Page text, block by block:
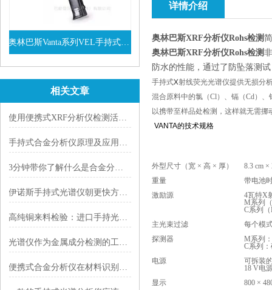
奥林巴斯Vanta系列VEL手持式XRF光谱仪
查看详情
相关文章
使用便携式XRF分析仪检测活性炭中的金元
手持式合金分析仪原理及应用范围
3分钟带你了解什么是合金分析仪
伊诺斯手持式光谱仪朝更快方向不断发展
高纯铜来料检验：进口手持光谱仪对铜含量及杂质元素的半定量评估
光谱仪作为金属成分检测的工具未来在哪些领域尤为有优势
便携式合金分析仪在材料识别中的应用
详情介绍
奥林巴斯XRF分析仪Rohs检测
奥林巴斯XRF分析仪Rohs检测
防水的性能，通过了防坠落测
手持式X射线荧光光谱仪提供无损分
混合原料中的氯（Cl）、镉（Cd）、
以携带至样品处检测，这样就无需挪
VANTA的技术规格
外型尺寸（宽 × 高 × 厚）
8.3 cm ×
重量
带电池
激励源
4瓦特X
M系列
C系列
主光束过滤
每个模
探测器
M系列
C系列
电源
可拆装
18 V电
显示
800 ×